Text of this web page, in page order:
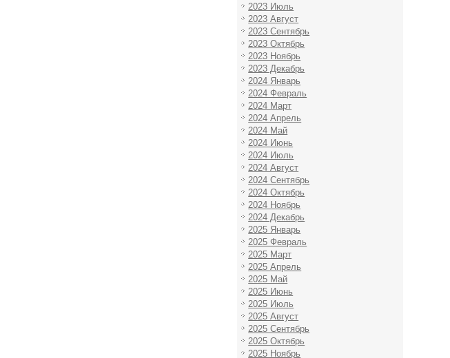
2023 Июль
2023 Август
2023 Сентябрь
2023 Октябрь
2023 Ноябрь
2023 Декабрь
2024 Январь
2024 Февраль
2024 Март
2024 Апрель
2024 Май
2024 Июнь
2024 Июль
2024 Август
2024 Сентябрь
2024 Октябрь
2024 Ноябрь
2024 Декабрь
2025 Январь
2025 Февраль
2025 Март
2025 Апрель
2025 Май
2025 Июнь
2025 Июль
2025 Август
2025 Сентябрь
2025 Октябрь
2025 Ноябрь